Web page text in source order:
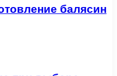
балясин